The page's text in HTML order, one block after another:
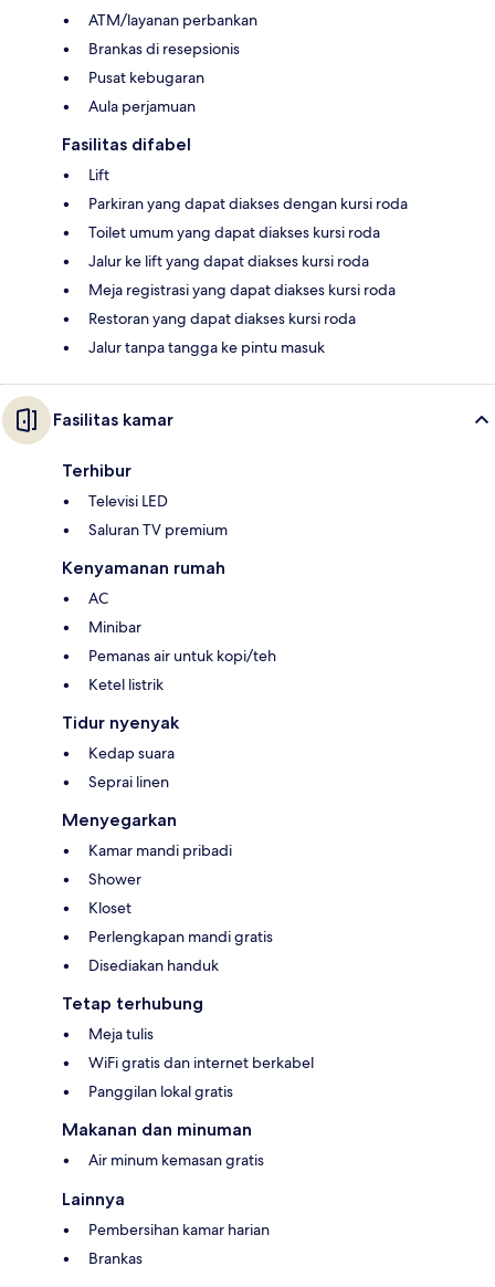
ATM/layanan perbankan
Brankas di resepsionis
Pusat kebugaran
Aula perjamuan
Fasilitas difabel
Lift
Parkiran yang dapat diakses dengan kursi roda
Toilet umum yang dapat diakses kursi roda
Jalur ke lift yang dapat diakses kursi roda
Meja registrasi yang dapat diakses kursi roda
Restoran yang dapat diakses kursi roda
Jalur tanpa tangga ke pintu masuk
Fasilitas kamar
Terhibur
Televisi LED
Saluran TV premium
Kenyamanan rumah
AC
Minibar
Pemanas air untuk kopi/teh
Ketel listrik
Tidur nyenyak
Kedap suara
Seprai linen
Menyegarkan
Kamar mandi pribadi
Shower
Kloset
Perlengkapan mandi gratis
Disediakan handuk
Tetap terhubung
Meja tulis
WiFi gratis dan internet berkabel
Panggilan lokal gratis
Makanan dan minuman
Air minum kemasan gratis
Lainnya
Pembersihan kamar harian
Brankas